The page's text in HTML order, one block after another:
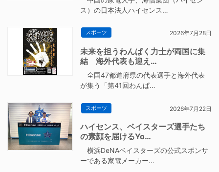
ス）の日本法人ハイセンス…
スポーツ 2026年7月28日
未来を担うわんぱく力士が両国に集
結 海外代表も迎え…
全国47都道府県の代表選手と海外代表
が集う「第41回わんぱ…
スポーツ 2026年7月22日
ハイセンス、ベイスターズ選手たち
の素顔を届けるYo…
横浜DeNAベイスターズの公式スポンサ
ーである家電メーカー…